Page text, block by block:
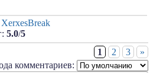
XerxesBreak
5.0/5
1 2 3
»
комментариев: